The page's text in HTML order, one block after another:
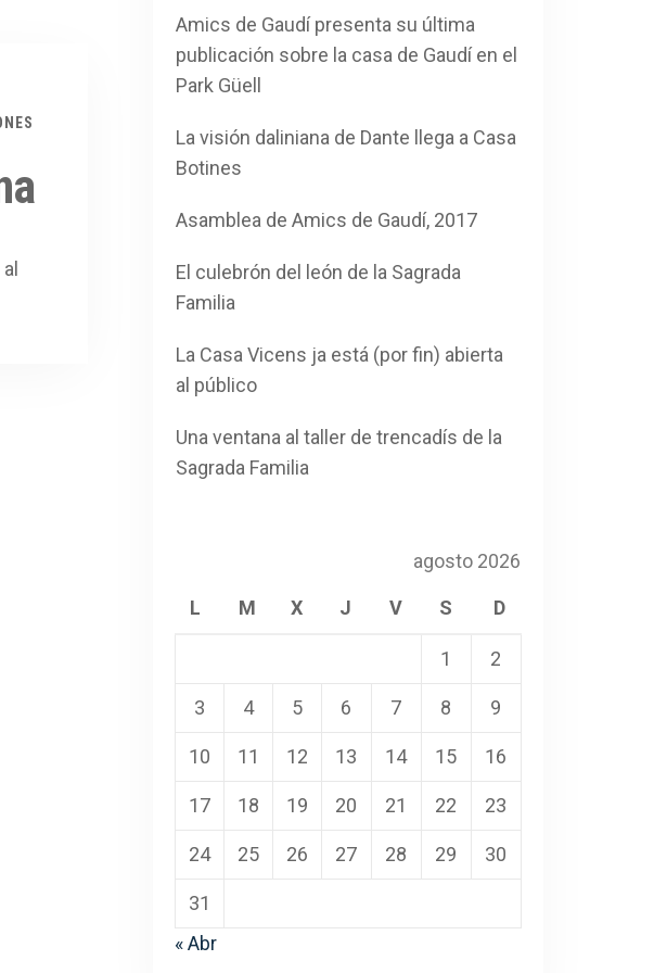
Amics de Gaudí presenta su última
publicación sobre la casa de Gaudí en el
Park Güell
La visión daliniana de Dante llega a Casa
Botines
Asamblea de Amics de Gaudí, 2017
El culebrón del león de la Sagrada
Familia
La Casa Vicens ja está (por fin) abierta
al público
Una ventana al taller de trencadís de la
Sagrada Familia
agosto 2026
L M X J V S D
1 2
3 4 5 6 7 8 9
10 11 12 13 14 15 16
17 18 19 20 21 22 23
24 25 26 27 28 29 30
31
« Abr